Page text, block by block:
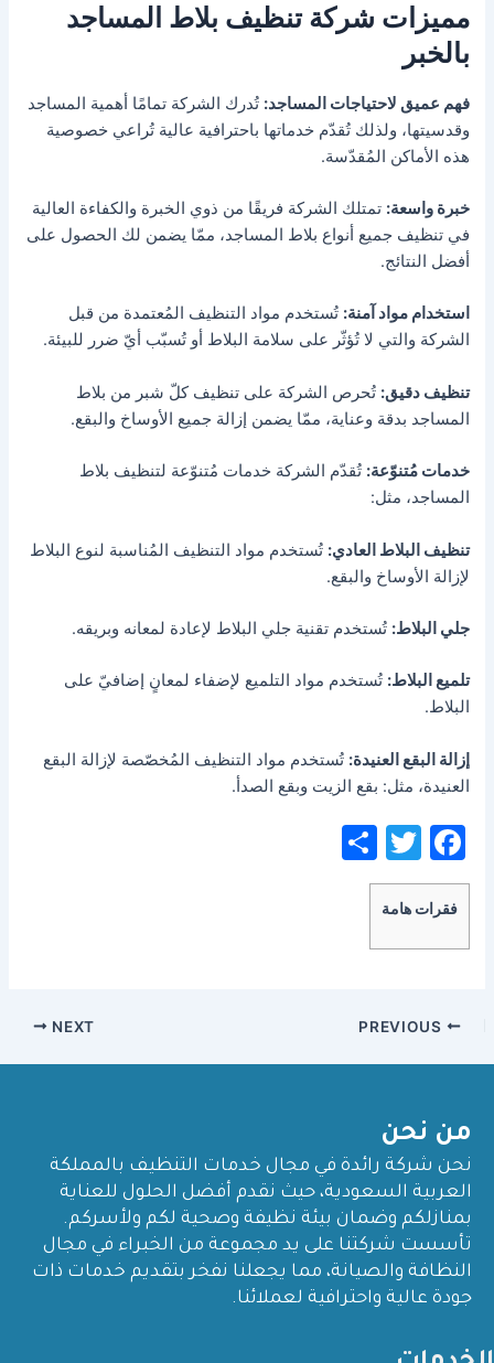
مميزات شركة تنظيف بلاط المساجد
بالخبر
فهم عميق لاحتياجات المساجد: تُدرك الشركة تمامًا أهمية المساجد
وقدسيتها، ولذلك تُقدّم خدماتها باحترافية عالية تُراعي خصوصية
هذه الأماكن المُقدّسة.
خبرة واسعة: تمتلك الشركة فريقًا من ذوي الخبرة والكفاءة العالية
في تنظيف جميع أنواع بلاط المساجد، ممّا يضمن لك الحصول على
أفضل النتائج.
استخدام مواد آمنة: تُستخدم مواد التنظيف المُعتمدة من قبل
الشركة والتي لا تُؤثّر على سلامة البلاط أو تُسبّب أيّ ضرر للبيئة.
تنظيف دقيق: تُحرص الشركة على تنظيف كلّ شبر من بلاط
المساجد بدقة وعناية، ممّا يضمن إزالة جميع الأوساخ والبقع.
خدمات مُتنوّعة: تُقدّم الشركة خدمات مُتنوّعة لتنظيف بلاط
المساجد، مثل:
تنظيف البلاط العادي: تُستخدم مواد التنظيف المُناسبة لنوع البلاط
لإزالة الأوساخ والبقع.
جلي البلاط: تُستخدم تقنية جلي البلاط لإعادة لمعانه وبريقه.
تلميع البلاط: تُستخدم مواد التلميع لإضفاء لمعانٍ إضافيّ على
البلاط.
إزالة البقع العنيدة: تُستخدم مواد التنظيف المُخصّصة لإزالة البقع
العنيدة، مثل: بقع الزيت وبقع الصدأ.
F
a
c
e
o
o
T
w
itt
er
فقرات هامة
NEXT
من نحن
نحن شركة رائدة في مجال خدمات التنظيف بالمملكة
العربية السعودية، حيث نقدم أفضل الحلول للعناية
بمنازلكم وضمان بيئة نظيفة وصحية لكم ولأسركم.
تأسست شركتنا على يد مجموعة من الخبراء في مجال
النظافة والصيانة، مما يجعلنا نفخر بتقديم خدمات ذات
جودة عالية واحترافية لعملائنا.